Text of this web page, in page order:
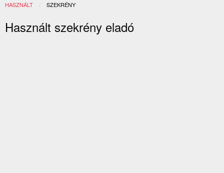
HASZNÁLT JELENLEGI:
SZEKRÉNY
Használt szekrény eladó